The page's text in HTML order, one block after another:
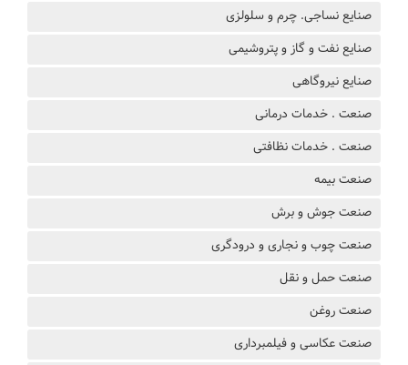
صنایع نساجی. چرم و سلولزی
صنایع نفت و گاز و پتروشیمی
صنایع نیروگاهی
صنعت . خدمات درمانی
صنعت . خدمات نظافتی
صنعت بیمه
صنعت جوش و برش
صنعت چوب و نجاری و درودگری
صنعت حمل و نقل
صنعت روغن
صنعت عکاسی و فیلمبرداری